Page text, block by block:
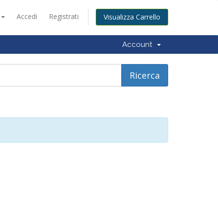
Accedi Registrati Visualizza Carrello
Account